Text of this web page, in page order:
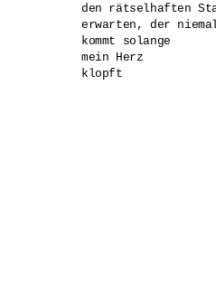
den rätselhaften
erwarten, der
kommt solange
mein Herz
klopft